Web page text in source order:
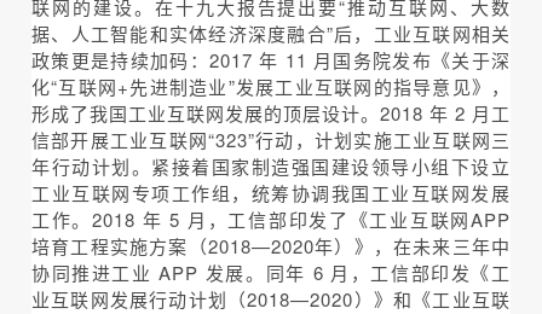
联网的建设。在十九大报告提出要“推动互联网、大数
据、人工智能和实体经济深度融合”后，工业互联网相关
政策更是持续加码：2017 年 11 月国务院发布《关于深
化“互联网+先进制造业”发展工业互联网的指导意见》，
形成了我国工业互联网发展的顶层设计。2018 年 2 月工
信部开展工业互联网“323”行动，计划实施工业互联网三
年行动计划。紧接着国家制造强国建设领导小组下设立
工业互联网专项工作组，统筹协调我国工业互联网发展
工作。2018 年 5 月，工信部印发了《工业互联网APP
培育工程实施方案（2018—2020年）》，在未来三年中
协同推进工业 APP 发展。同年 6 月，工信部印发《工
业互联网发展行动计划（2018—2020）》和《工业互联